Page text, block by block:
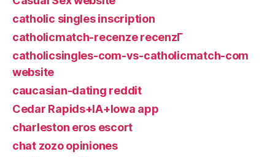
catholic singles inscription
catholicmatch-recenze recenzГ­
catholicsingles-com-vs-catholicmatch-com
website
caucasian-dating reddit
Cedar Rapids+IA+Iowa app
charleston eros escort
chat zozo opiniones